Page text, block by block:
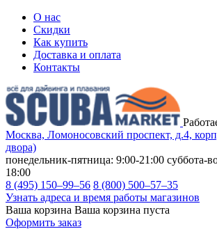
О нас
Скидки
Как купить
Доставка и оплата
Контакты
Москва, Ломоносовский проспект, д.4,
двора)
понедельник-пятница: 9:00-21:00 суббота-
18:00
8 (495) 150–99–56 8 (800) 500–57–35
Узнать адреса и время работы магазинов
Ваша корзина Ваша корзина пуста
Оформить заказ